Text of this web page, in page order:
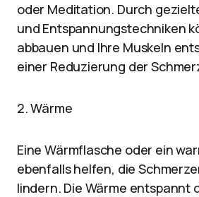
oder Meditation. Durch
und Entspannungstechniken
abbauen und Ihre Muskeln
einer Reduzierung der
2. Wärme
Eine Wärmflasche oder ein
ebenfalls helfen, die
lindern. Die Wärme entspannt